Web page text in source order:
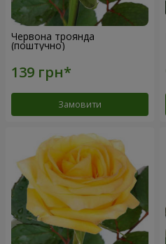
Червона троянда
(поштучно)
Замовити